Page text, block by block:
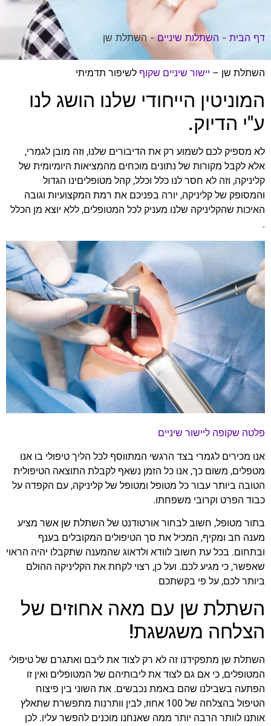
דף הבית - השתלות שיניים-השתלת שן
השתלת שן – יישור שיניים שקוף לשיפור תדמיתי
המוניטין הייחודי שלנו הושג לנו
ע"י הדיוק.
לא מספיק לכם לשמוע רק את הדיבורים שלנו, וזה מובן לגמרי,
אלא לקבל מקורות של נתונים מוכחים מהמציאות היומיומית של
קליניקה, וזה לא חסר לנו כלל וכלל, קהל מטופליםינו הגדול
והמסופק של קליניקה, יורה בפניכם את רמת המקצועיות וגובה
האיכות שהקליניקה שלנו מעניק לכל המטופלים, ללא יוצא מן הכלל
.
פלטה שקופה ליישור שיניים
אנו מכירים לגמרי בצד הרגשי המתווסף לכל הליך טיפולי בו אנו
מטפלים, משום כך, אנו כל הזמן נשאף לקבלת התוצאה הטיפולית
הטובה ביותר עבור כל מטופל ומטופל של קליניקה, עם הקפדה על
כבוד הפרט וקרובי משפחתו.
בתור מטופל, חשוב לבחור אורטודנט של השתלת שן אשר מציע
מענה חב ומקיף, המכיל את סך הטיפולים המקובלים בענף
ובתחום. בכל עת חשוב לוודא ולדאוג שהמענה שתקבלו יהיה הראוי
שאפשר, כי מגיע לכם. ועל כן, רצוי לקחת את הקליניקה ההולם
ביותר לכם, על פי בקשתכם
השתלת שן עם מאה אחוזים של
הצלחה משגשגת!
השתלת שן מתפקידנו זה לא רק לצוד את ליבם ואתגרם של טיפולי
המטופלים, כי אם גם לצוד את ליבותיהם של המטופלים ואין זו
הפתעה בשבילנו שהם באמת נכבשים. את השוני בין פיצוח
הטיפול בהצלחה של 100 אחוז, לבין וותרנות מתפשרת שתאלץ
אותנו לוותר הרבה יותר ממה שאנחנו מוכנים להפשר עליו. לכן